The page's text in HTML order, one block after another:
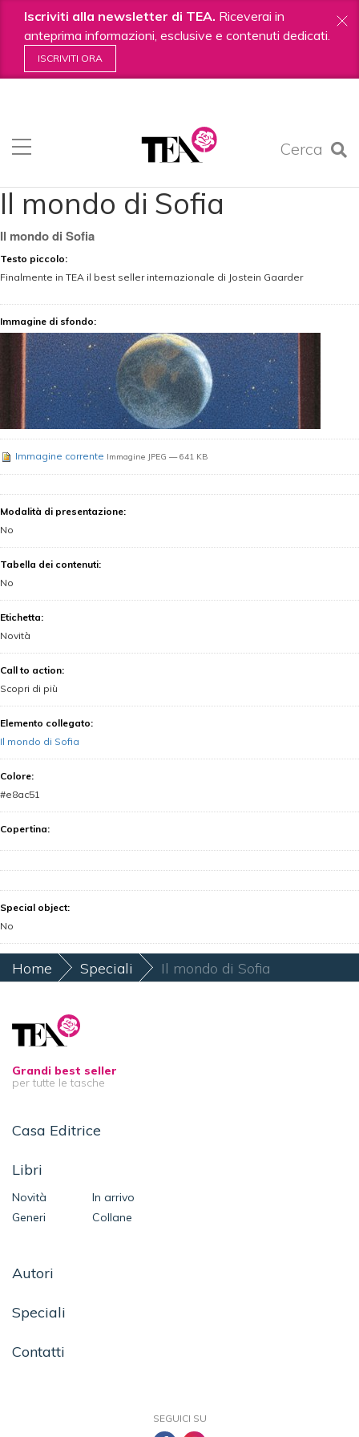
Iscriviti alla newsletter di TEA. Riceverai in
anteprima informazioni, esclusive e contenuti dedicati.
ISCRIVITI ORA
Cerca
contenuti.
|
Il mondo di Sofia
Il mondo di Sofia
Testo piccolo:
Finalmente in TEA il best seller internazionale di Jostein Gaarder
Immagine di sfondo:
Immagine corrente Immagine JPEG — 641 KB
Modalità di presentazione:
No
Tabella dei contenuti:
No
Etichetta:
Novità
Call to action:
Scopri di più
Elemento collegato:
Il mondo di Sofia
Colore:
#e8ac51
Copertina:
Special object:
No
Home Speciali Il mondo di Sofia
Grandi best seller
per tutte le tasche
Casa Editrice
Libri
Novità
In arrivo
Generi
Collane
Autori
Speciali
Contatti
SEGUICI SU